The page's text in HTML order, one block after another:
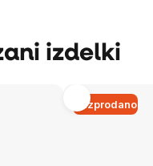
izdelki
Razprodano